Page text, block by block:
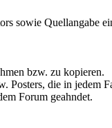
sowie Quellangabe
bzw. zu kopieren.
Posters, die in jedem
Forum geahndet.